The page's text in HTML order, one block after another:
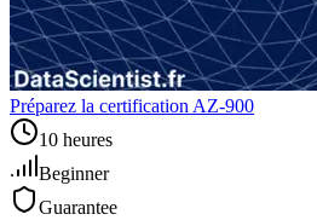
Préparez la certification AZ-900
10 heures
Beginner
Guarantee